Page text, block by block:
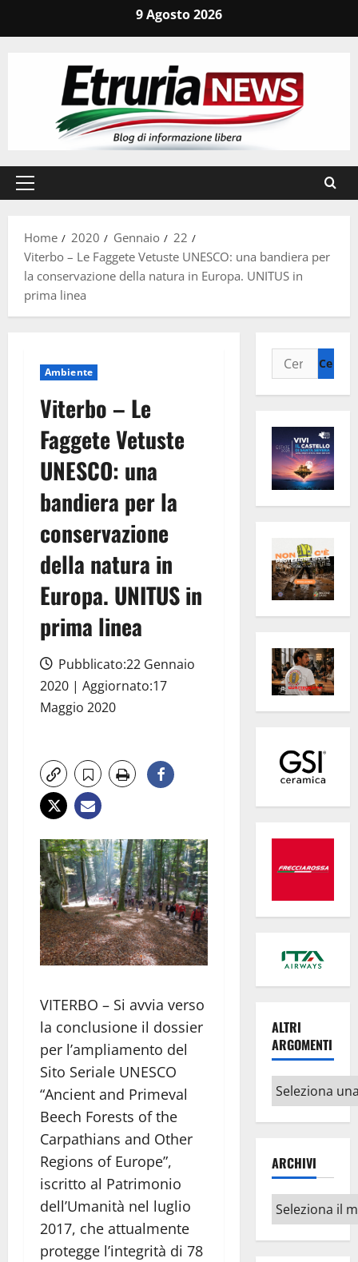
9 Agosto 2026
Menu
Home
2020 Gennaio
22
Viterbo – Le Faggete Vetuste UNESCO: una bandiera per
la conservazione della natura in Europa. UNITUS in
prima linea
Ambiente
Viterbo – Le
Faggete Vetuste
UNESCO: una
bandiera per la
conservazione
della natura in
Europa. UNITUS in
prima linea
Pubblicato:22 Gennaio
2020 | Aggiornato:17
Maggio 2020
VITERBO – Si avvia verso
la conclusione il dossier
per l’ampliamento del
Sito Seriale UNESCO
“Ancient and Primeval
Beech Forests of the
Carpathians and Other
Regions of Europe”,
iscritto al Patrimonio
dell’Umanità nel luglio
2017, che attualmente
protegge l’integrità di 78
Ricerca
per:
ALTRI
ARGOMENTI
Altri
argomenti
ARCHIVI
Archivi